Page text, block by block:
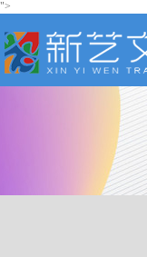
">